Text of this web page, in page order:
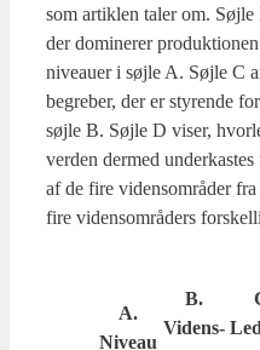
som artik­len taler om.
der domi­ne­rer
niveau­er i søj­le A. Søj­le C
begre­ber, der er sty­ren­de
søj­le B. Søj­le D viser,
ver­den der­med
af de fire viden­s­om­rå­der
fire viden­s­om­rå­ders
A.
Niveau
B.
Videns­